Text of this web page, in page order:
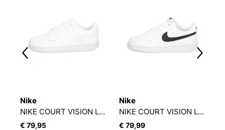
Nike
NIKE COURT VISION LOW NEXT NATURE
€ 79,95
Nike
NIKE COURT VISION LOW NEXT NATURE
€ 79,99